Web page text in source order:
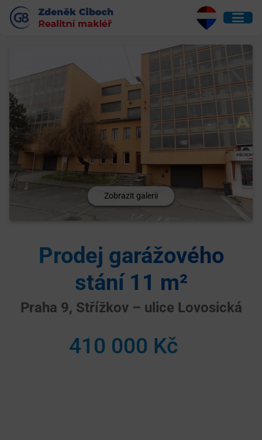
Zobrazit galerii
Prodej garážového
stání 11 m²
Praha 9, Střížkov – ulice Lovosická
410 000 Kč